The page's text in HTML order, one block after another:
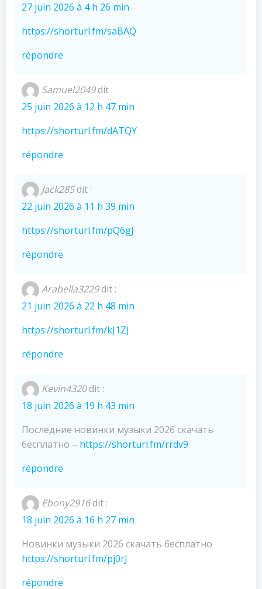
27 juin 2026 à 4 h 26 min
https://shorturl.fm/saBAQ
répondre
Samuel2049dit :
25 juin 2026 à 12 h 47 min
https://shorturl.fm/dATQY
répondre
Jack285dit :
22 juin 2026 à 11 h 39 min
https://shorturl.fm/pQ6gJ
répondre
Arabella3229dit :
21 juin 2026 à 22 h 48 min
https://shorturl.fm/kJ1ZJ
répondre
Kevin4320dit :
18 juin 2026 à 19 h 43 min
Последние новинки музыки 2026 скачать
бесплатно – https://shorturl.fm/rrdv9
répondre
Ebony2916dit :
18 juin 2026 à 16 h 27 min
Новинки музыки 2026 скачать бесплатно
https://shorturl.fm/pj0rJ
répondre